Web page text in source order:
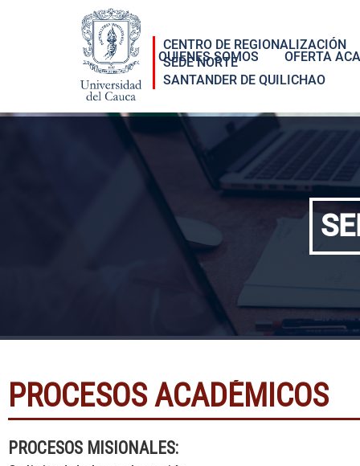
Pasar al contenido principal
CENTRO DE REGIONALIZACIÓN
SEDE NORTE
SANTANDER DE QUILICHAO
QUIENES SOMOS OFERTA
PROCESOS ACADÉMICOS
PROCESOS MISIONALES: